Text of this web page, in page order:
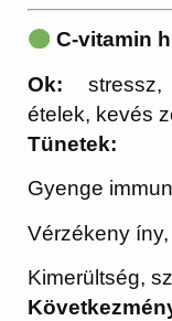
C-vitamin
Ok: stressz,
ételek, kevés
Tünetek:
Gyenge
Vérzékeny
Kimerültség,